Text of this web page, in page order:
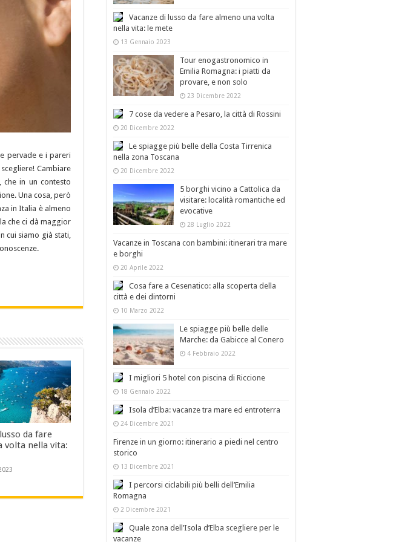
pervade e i pareri
Cambiare
in un contesto
Una cosa, però
in Italia è almeno
che ci dà maggior
cui siamo già stati,
da fare
volta nella vita:
Vacanze di lusso da fare almeno una volta
nella vita: le mete
13 Gennaio 2023
Tour enogastronomico in
Emilia Romagna: i piatti da
provare, e non solo
23 Dicembre 2022
7 cose da vedere a Pesaro, la città di Rossini
20 Dicembre 2022
Le spiagge più belle della Costa Tirrenica
nella zona Toscana
20 Dicembre 2022
5 borghi vicino a Cattolica da
visitare: località romantiche ed
evocative
28 Luglio 2022
Vacanze in Toscana con bambini: itinerari tra mare
e borghi
20 Aprile 2022
Cosa fare a Cesenatico: alla scoperta della
città e dei dintorni
10 Marzo 2022
Le spiagge più belle delle
Marche: da Gabicce al Conero
4 Febbraio 2022
I migliori 5 hotel con piscina di Riccione
18 Gennaio 2022
Isola d’Elba: vacanze tra mare ed entroterra
24 Dicembre 2021
Firenze in un giorno: itinerario a piedi nel centro
storico
13 Dicembre 2021
I percorsi ciclabili più belli dell’Emilia
Romagna
2 Dicembre 2021
Quale zona dell’Isola d’Elba scegliere per le
vacanze